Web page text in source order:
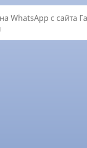
WhatsApp с сайта